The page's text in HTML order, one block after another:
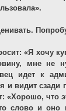
«Я хочу
мне не
идет к
и видит
«Хорошо, что
слово и оно